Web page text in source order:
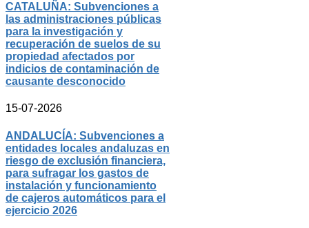
CATALUÑA: Subvenciones a
las administraciones públicas
para la investigación y
recuperación de suelos de su
propiedad afectados por
indicios de contaminación de
causante desconocido
15-07-2026
ANDALUCÍA: Subvenciones a
entidades locales andaluzas en
riesgo de exclusión financiera,
para sufragar los gastos de
instalación y funcionamiento
de cajeros automáticos para el
ejercicio 2026